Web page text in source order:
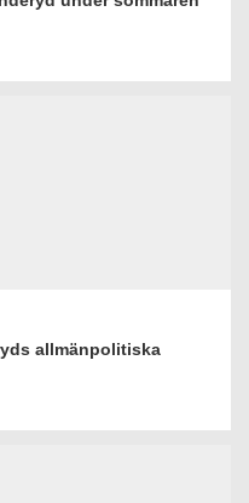
allmänpolitiska